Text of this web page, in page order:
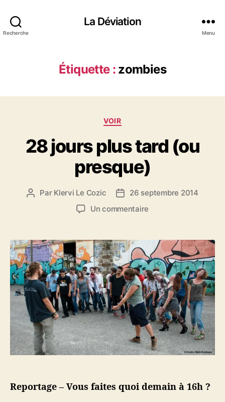
Recherche
La Déviation
Menu
Étiquette : zombies
C
t
é
g
o
e
VOIR
28 jours plus tard (ou
presque)
A
r
d
e
l
’
r
t
i
c
Par Klervi Le Cozic
D
e
l
’
a
r
t
i
c
l
e
26 septembre 2014
Un commentaire
2
8
j
o
u
r
s
p
l
u
s
r
Reportage – Vous faites quoi demain à 16h ?